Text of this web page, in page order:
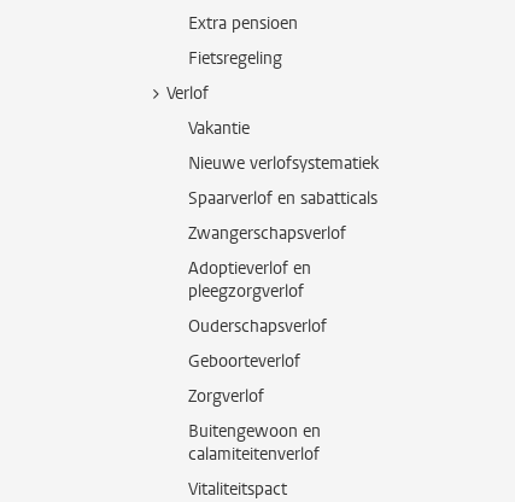
Extra pensioen
Fietsregeling
Verlof
Vakantie
Nieuwe verlofsystematiek
Spaarverlof en sabatticals
Zwangerschapsverlof
Adoptieverlof en
pleegzorgverlof
Ouderschapsverlof
Geboorteverlof
Zorgverlof
Buitengewoon en
calamiteitenverlof
Vitaliteitspact